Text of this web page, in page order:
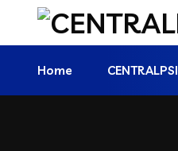
Home CENTRALPSI